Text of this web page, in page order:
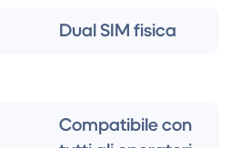
Dual SIM fisica
Compatibile con